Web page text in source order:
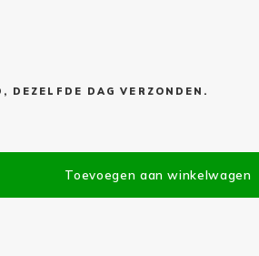
DEZELFDE DAG VERZONDEN.
Toevoegen aan winkelwagen